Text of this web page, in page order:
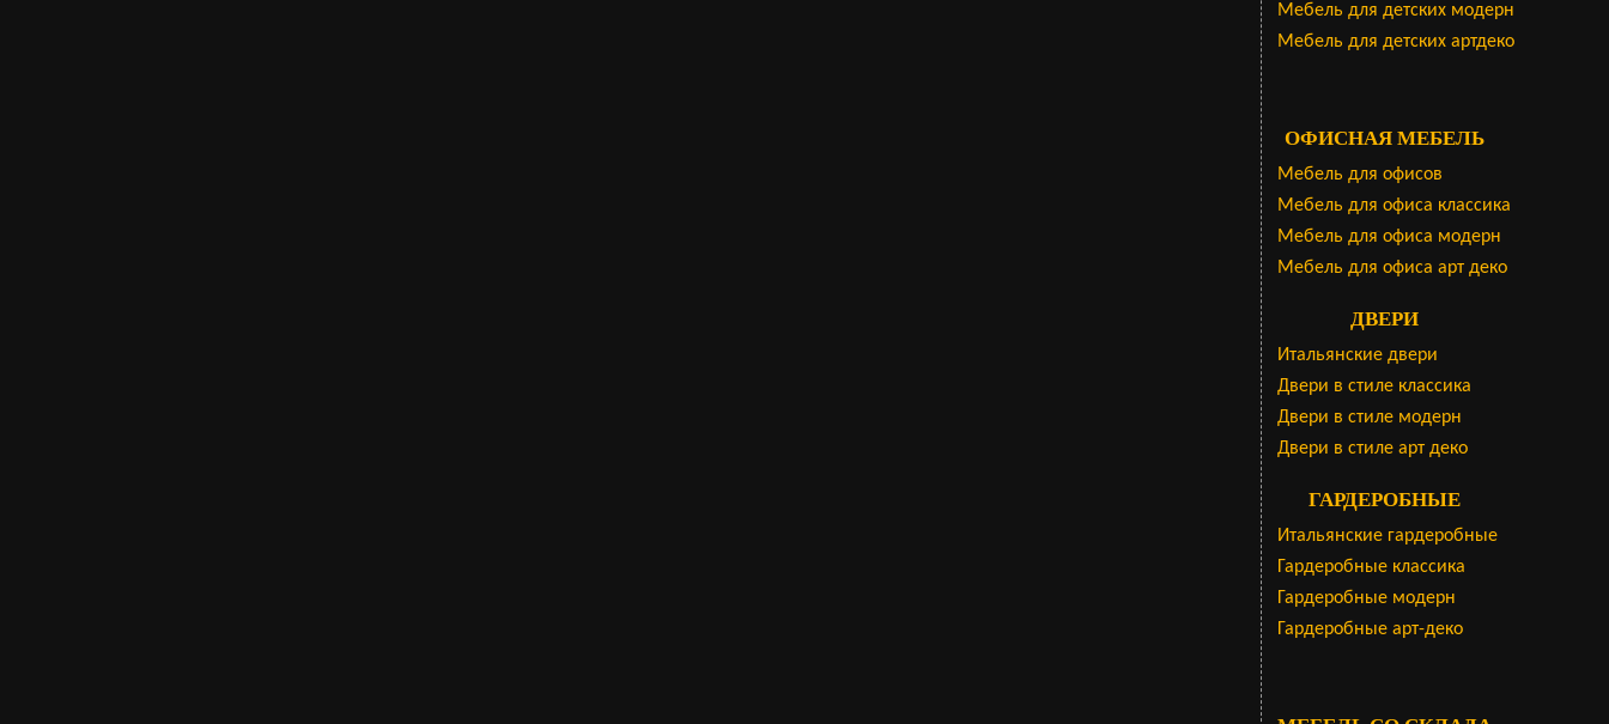
Мебель для детских модерн
Мебель для детских артдеко
ОФИСНАЯ МЕБЕЛЬ
Мебель для офисов
Мебель для офиса классика
Мебель для офиса модерн
Мебель для офиса арт деко
ДВЕРИ
Итальянские двери
Двери в стиле классика
Двери в стиле модерн
Двери в стиле арт деко
ГАРДЕРОБНЫЕ
Итальянские гардеробные
Гардеробные классика
Гардеробные модерн
Гардеробные арт-деко